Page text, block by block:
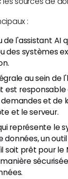
:
l'assistant AI
des systèmes
au sein de
est
et de
et le serveur.
représente le
un
soit prêt pour le